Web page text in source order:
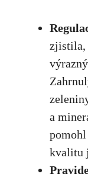
zjistila,
a
kvalitu